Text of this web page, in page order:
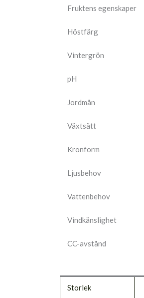
Fruktens egenskaper
Höstfärg
Vintergrön
pH
Jordmån
Växtsätt
Kronform
Ljusbehov
Vattenbehov
Vindkänslighet
CC-avstånd
Storlek